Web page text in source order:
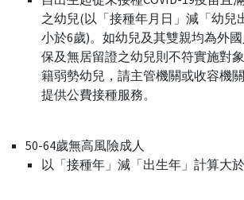
之幼兒(以「接種年月日」減「幼兒
小於6歲)。如幼兒及其雙親均為外
保及無居留證之幼兒則不符實施對
籍弱勢幼兒，請主管機關或收容機
提供公費接種服務。
50-64歲無高風險成人
以「接種年」減「出生年」計算大於